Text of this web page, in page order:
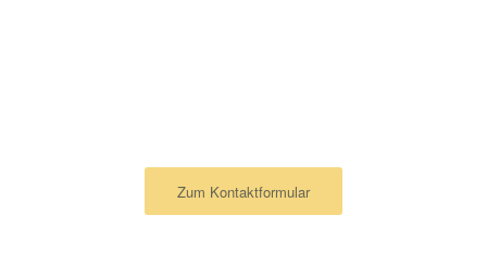
Zum Kontaktformular